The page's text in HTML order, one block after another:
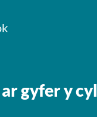
gyfer y